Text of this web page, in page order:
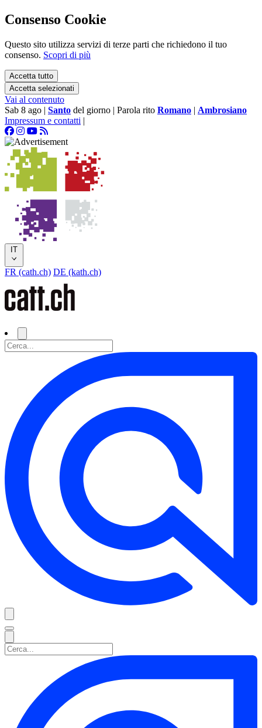
Consenso Cookie
Questo sito utilizza servizi di terze parti che richiedono il tuo
consenso. Scopri di più
Accetta tutto
Accetta selezionati
Vai al contenuto
Sab 8 ago | Santo del giorno | Parola rito Romano | Ambrosiano
Impressum e contatti |
IT
FR (cath.ch) DE (kath.ch)